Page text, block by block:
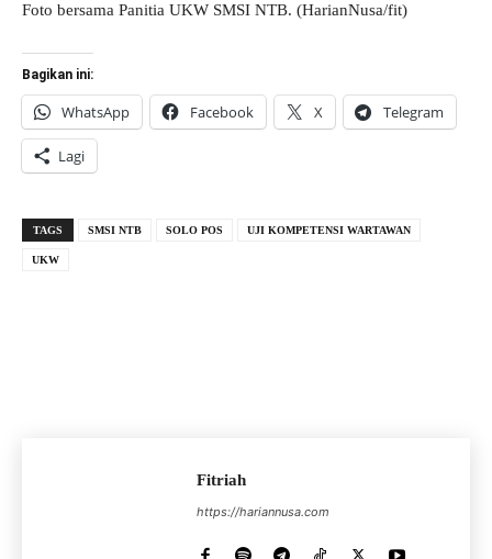
Foto bersama Panitia UKW SMSI NTB. (HarianNusa/fit)
Bagikan ini:
WhatsApp Facebook X Telegram
Lagi
TAGS SMSI NTB SOLO POS UJI KOMPETENSI WARTAWAN
UKW
Fitriah
https://hariannusa.com